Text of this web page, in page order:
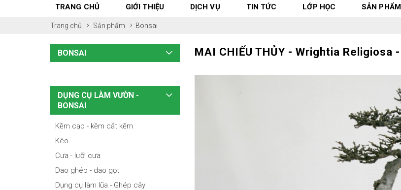
TRANG CHỦ GIỚI THIỆU DỊCH VỤ TIN TỨC LỚP HỌC SẢN PHẨM
Trang chủ Sản phẩm Bonsai
MAI CHIẾU THỦY - Wrightia Religiosa
BONSAI
DỤNG CỤ LÀM VƯỜN -
BONSAI
Kềm cạp - kềm cắt kẽm
Kéo
Cưa - lưỡi cưa
Dao ghép - dao gọt
Dụng cụ làm lũa - Ghép cây